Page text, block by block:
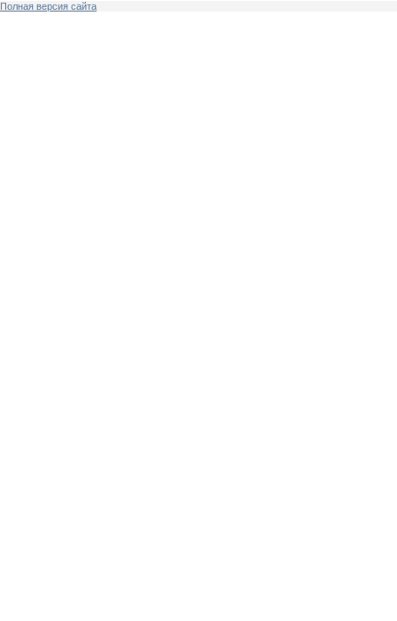
Полная версия сайта